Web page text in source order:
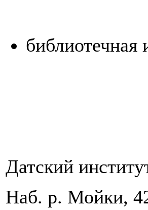
библиотечная
Датский
Наб. р. Мойки,